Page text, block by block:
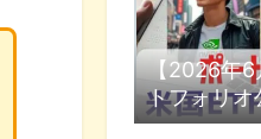
【2026年6
トフォリオ
投資信託』